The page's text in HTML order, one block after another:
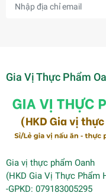
Gia Vị Thực Phẩm
Gia vị thực phẩm Oanh
(HKD Gia Vị Thực Phẩm
-GPKD: 079183005295